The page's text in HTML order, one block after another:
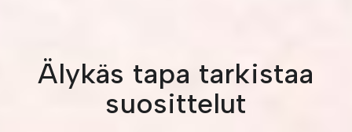
Älykäs tapa tarkistaa
suosittelut